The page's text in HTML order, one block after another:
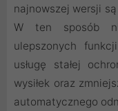
najnowszej wersji
W ten sposób
ulepszonych
usługę stałej
wysiłek oraz
automatycznego